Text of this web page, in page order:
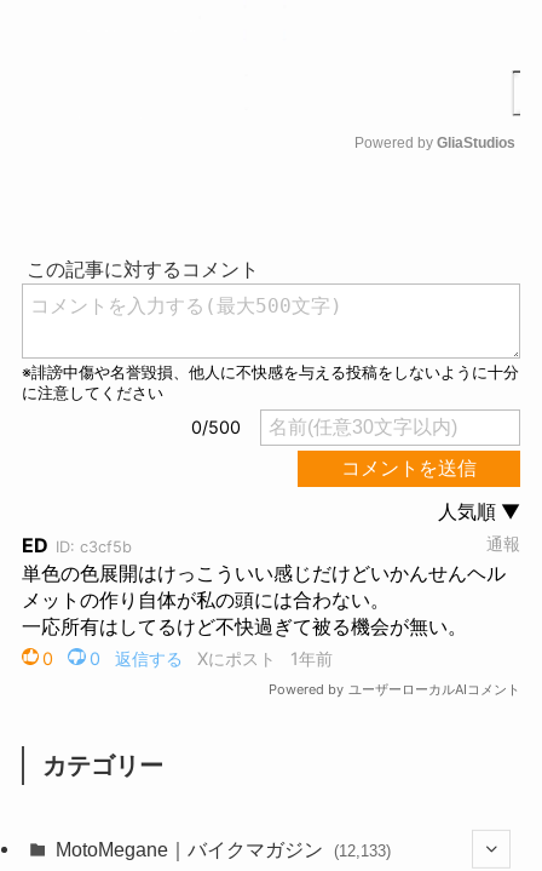
Powered by GliaStudios
カテゴリー
MotoMegane｜バイクマガジン (12,133)